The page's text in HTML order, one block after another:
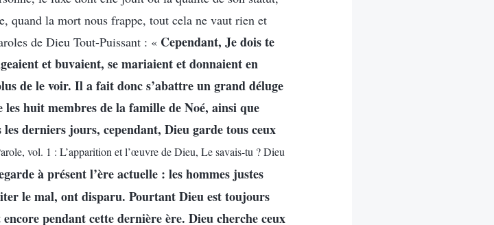
quand la mort nous frappe, tout cela ne vaut rien et
de Dieu Tout-Puissant : « Cependant, Je dois te
et buvaient, se mariaient et donnaient en
de le voir. Il a fait donc s’abattre un grand déluge
huit membres de la famille de Noé, ainsi que
les derniers jours, cependant, Dieu garde tous ceux
vol. 1 : L’apparition et l’œuvre de Dieu, Le savais-tu ? Dieu
à présent l’ère actuelle : les hommes justes
le mal, ont disparu. Pourtant Dieu est toujours
pendant cette dernière ère. Dieu cherche ceux